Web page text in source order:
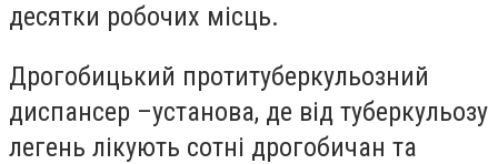
десятки робочих місць.
Дрогобицький протитуберкульозний
диспансер –установа, де від туберкульозу
легень лікують сотні дрогобичан та